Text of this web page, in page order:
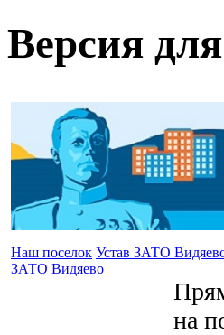
Версия
Наш поселок Устав ЗАТО
ЗАТО Видяево
на